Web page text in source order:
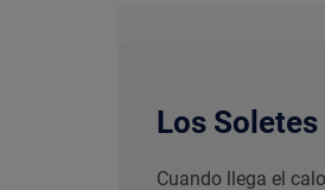
Los
Cuando llega el